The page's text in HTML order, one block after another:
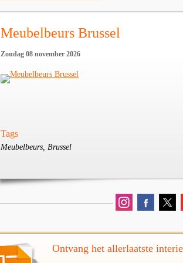
Meubelbeurs Brussel
Zondag 08 november 2026
Tags
Meubelbeurs, Brussel
Ontvang het allerlaatste